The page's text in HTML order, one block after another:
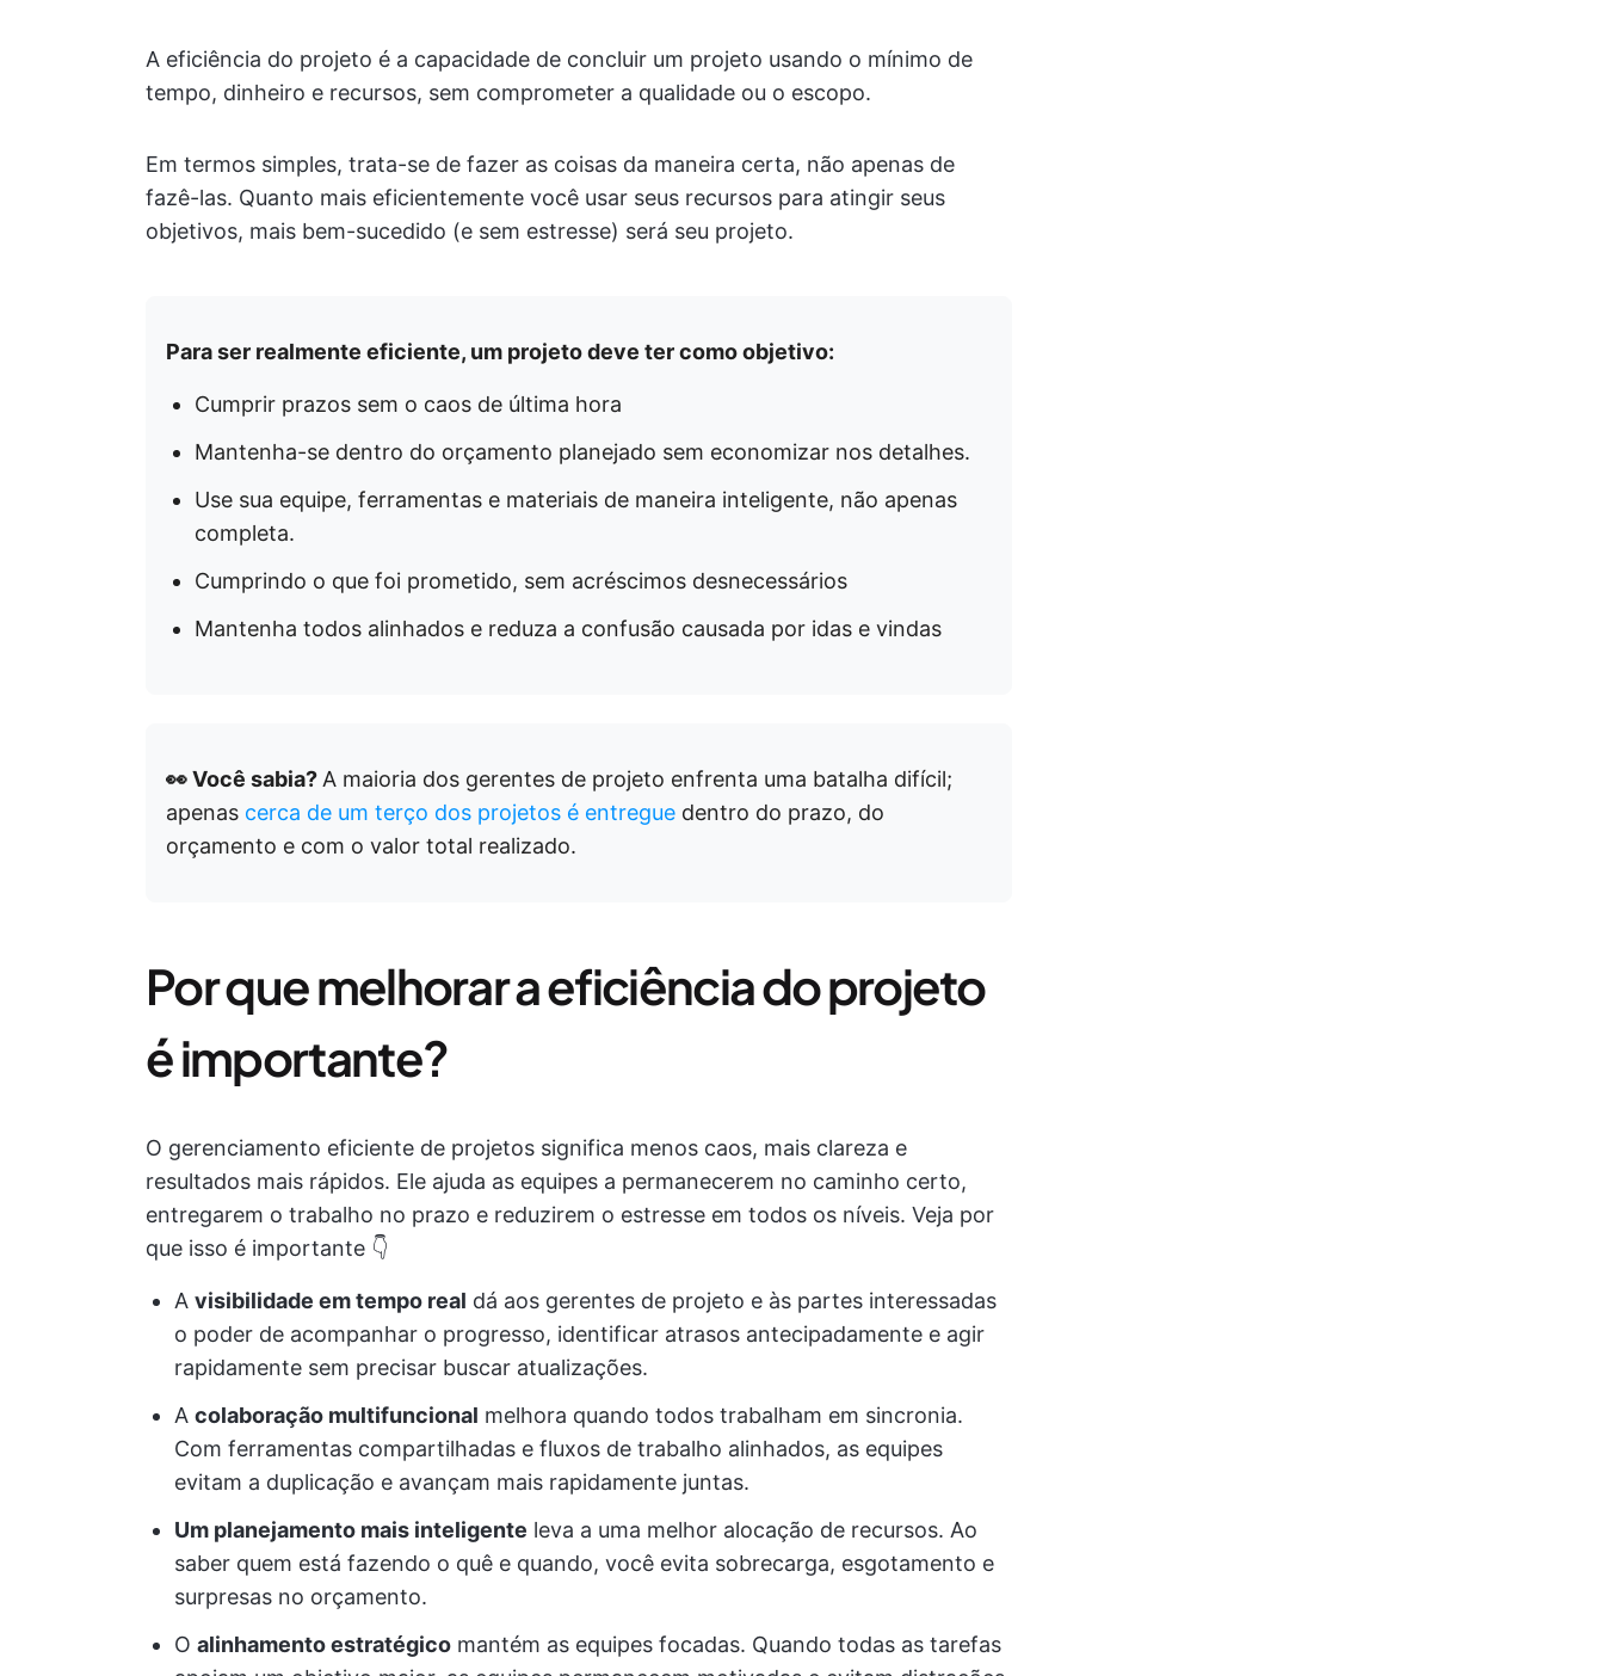
A eficiência do projeto é a capacidade de concluir um projeto usando o mínimo de
tempo, dinheiro e recursos, sem comprometer a qualidade ou o escopo.
Em termos simples, trata-se de fazer as coisas da maneira certa, não apenas de
fazê-las. Quanto mais eficientemente você usar seus recursos para atingir seus
objetivos, mais bem-sucedido (e sem estresse) será seu projeto.
Para ser realmente eficiente, um projeto deve ter como objetivo:
Cumprir prazos sem o caos de última hora
Mantenha-se dentro do orçamento planejado sem economizar nos detalhes.
Use sua equipe, ferramentas e materiais de maneira inteligente, não apenas
completa.
Cumprindo o que foi prometido, sem acréscimos desnecessários
Mantenha todos alinhados e reduza a confusão causada por idas e vindas
👀 Você sabia? A maioria dos gerentes de projeto enfrenta uma batalha difícil;
apenas cerca de um terço dos projetos é entregue dentro do prazo, do
orçamento e com o valor total realizado.
Por que melhorar a eficiência do projeto
é importante?
O gerenciamento eficiente de projetos significa menos caos, mais clareza e
resultados mais rápidos. Ele ajuda as equipes a permanecerem no caminho certo,
entregarem o trabalho no prazo e reduzirem o estresse em todos os níveis. Veja por
que isso é importante 👇
A visibilidade em tempo real dá aos gerentes de projeto e às partes interessadas
o poder de acompanhar o progresso, identificar atrasos antecipadamente e agir
rapidamente sem precisar buscar atualizações.
A colaboração multifuncional melhora quando todos trabalham em sincronia.
Com ferramentas compartilhadas e fluxos de trabalho alinhados, as equipes
evitam a duplicação e avançam mais rapidamente juntas.
Um planejamento mais inteligente leva a uma melhor alocação de recursos. Ao
saber quem está fazendo o quê e quando, você evita sobrecarga, esgotamento e
surpresas no orçamento.
O alinhamento estratégico mantém as equipes focadas. Quando todas as tarefas